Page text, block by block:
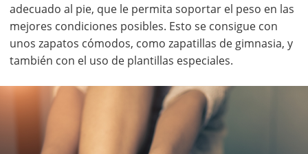
adecuado al pie, que le permita soportar el peso en las
mejores condiciones posibles. Esto se consigue con
unos zapatos cómodos, como zapatillas de gimnasia, y
también con el uso de plantillas especiales.